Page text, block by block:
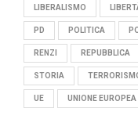
LIBERALISMO
PD POLITICA
RENZI REPUBBLICA
STORIA
UE UNIONE EUROPEA